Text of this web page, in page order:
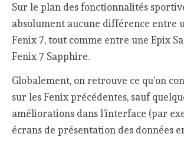
Sur le plan des fonctionnalités
absolument aucune différence entre
Fenix 7, tout comme entre une Epix
Fenix 7 Sapphire.
Globalement, on retrouve ce qu’on
sur les Fenix précédentes, sauf
améliorations dans l’interface (par
écrans de présentation des données